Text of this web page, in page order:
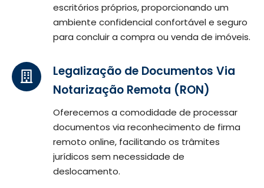
escritórios próprios, proporcionando um
ambiente confidencial confortável e seguro
para concluir a compra ou venda de imóveis.
Legalização de Documentos Via
Notarização Remota (RON)
Oferecemos a comodidade de processar
documentos via reconhecimento de firma
remoto online, facilitando os trâmites
jurídicos sem necessidade de
deslocamento.